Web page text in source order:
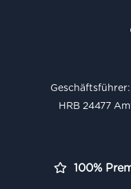
HRB 24477
100%